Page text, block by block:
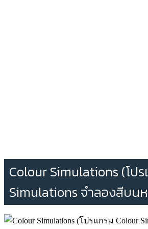
Colour Simulations (โป
Simulations จำลองสีบน